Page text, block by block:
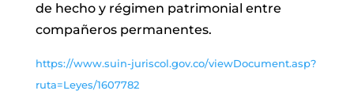
de hecho y régimen patrimonial entre
compañeros permanentes.
https://www.suin-juriscol.gov.co/viewDocument.asp?
ruta=Leyes/1607782